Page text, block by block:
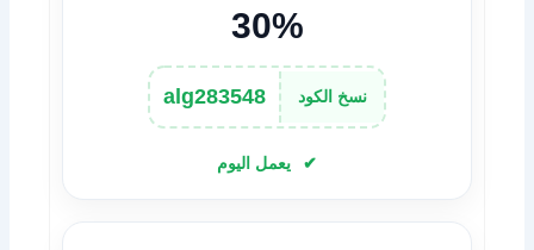
30%
نسخ الكود alg283548
يعمل اليوم